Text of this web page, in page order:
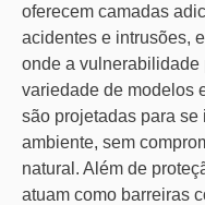
oferecem camadas
acidentes e intrusões,
onde a vulnerabilidade
variedade de modelos
são projetadas para se
ambiente, sem
natural. Além de
atuam como barreiras